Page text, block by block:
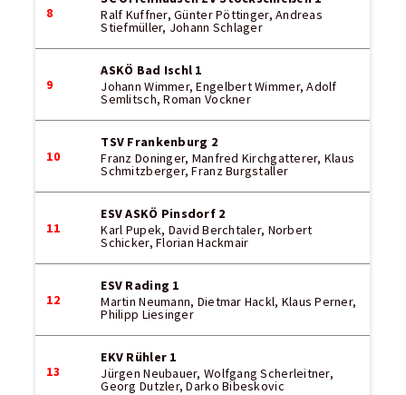
8
Ralf Kuffner, Günter Pöttinger, Andreas
Stiefmüller, Johann Schlager
9
ASKÖ Bad Ischl 1
Johann Wimmer, Engelbert Wimmer, Adolf
Semlitsch, Roman Vockner
10
TSV Frankenburg 2
Franz Doninger, Manfred Kirchgatterer, Klaus
Schmitzberger, Franz Burgstaller
11
ESV ASKÖ Pinsdorf 2
Karl Pupek, David Berchtaler, Norbert
Schicker, Florian Hackmair
12
ESV Rading 1
Martin Neumann, Dietmar Hackl, Klaus Perner,
Philipp Liesinger
13
EKV Rühler 1
Jürgen Neubauer, Wolfgang Scherleitner,
Georg Dutzler, Darko Bibeskovic